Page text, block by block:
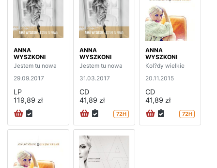
ANNA
WYSZKONI
Jestem tu nowa
29.09.2017
LP
119,89 zł
ANNA
WYSZKONI
Jestem tu nowa
31.03.2017
CD
41,89 zł
72H
ANNA
WYSZKONI
Kol?dy wielkie
20.11.2015
CD
41,89 zł
72H